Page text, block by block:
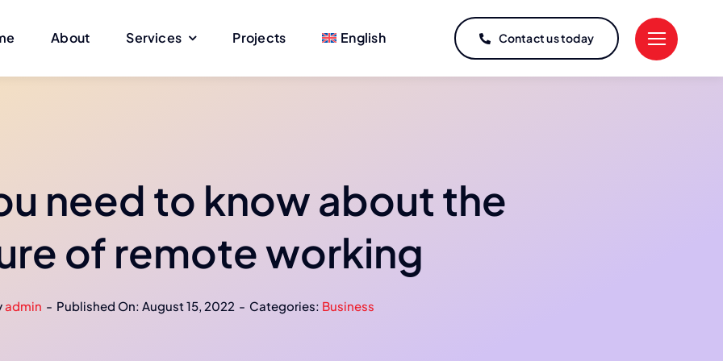
About Services Projects English Contact us today
need to know about the
of remote working
admin - Published On: August 15, 2022 - Categories: Business